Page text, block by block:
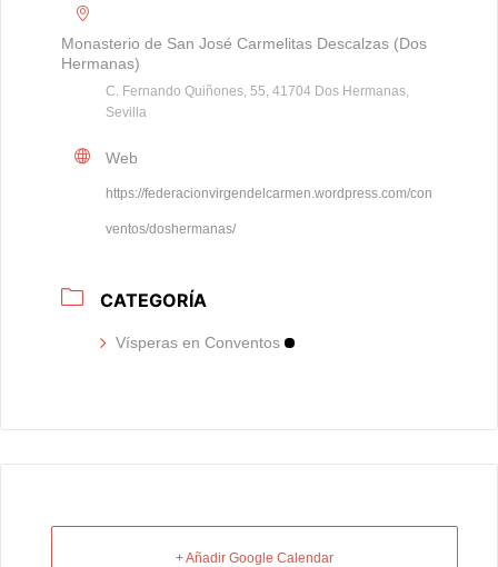
Monasterio de San José Carmelitas Descalzas (Dos
Hermanas)
C. Fernando Quiñones, 55, 41704 Dos Hermanas,
Sevilla
Web
https://federacionvirgendelcarmen.wordpress.com/con
ventos/doshermanas/
CATEGORÍA
Vísperas en Conventos
+ Añadir Google Calendar